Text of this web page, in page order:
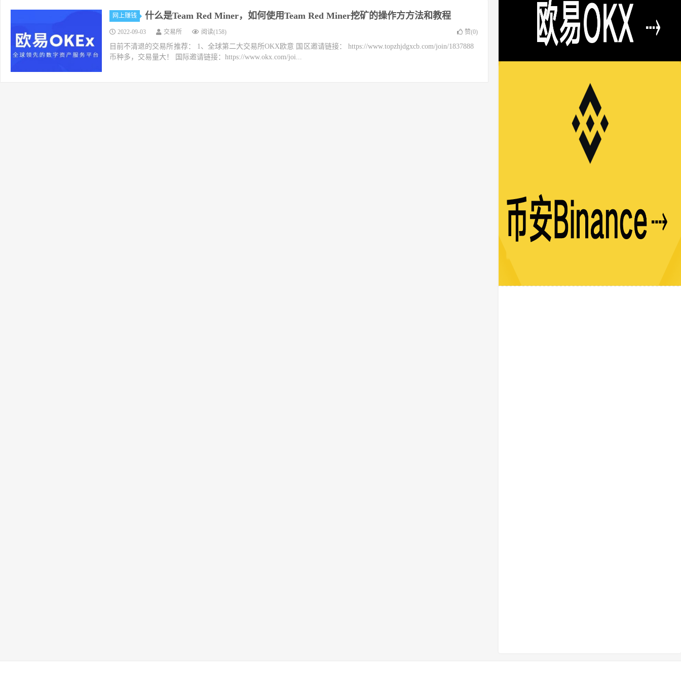
网上赚钱 什么是Team Red Miner，如何使用Team Red Miner挖矿的操作方方法和教程
2022-09-03 交易所 阅读(158) 赞(0)
目前不清退的交易所推荐： 1、全球第二大交易所OKX欧意 国区邀请链接： https://www.topzhjdgxcb.com/join/1837888
币种多，交易量大！ 国际邀请链接：https://www.okx.com/joi...